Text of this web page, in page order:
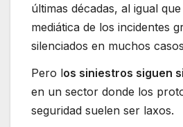
últimas décadas, al igual
mediática de los incidentes
silenciados en muchos
Pero los siniestros siguen
en un sector donde los
seguridad suelen ser laxos.